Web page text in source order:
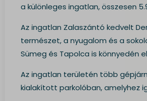
a különleges ingatlan, összesen
Az ingatlan Zalaszántó kedvelt
természet, a nyugalom és a
Sümeg és Tapolca is könnyedén
Az ingatlan területén több
kialakított parkolóban, amelyhez